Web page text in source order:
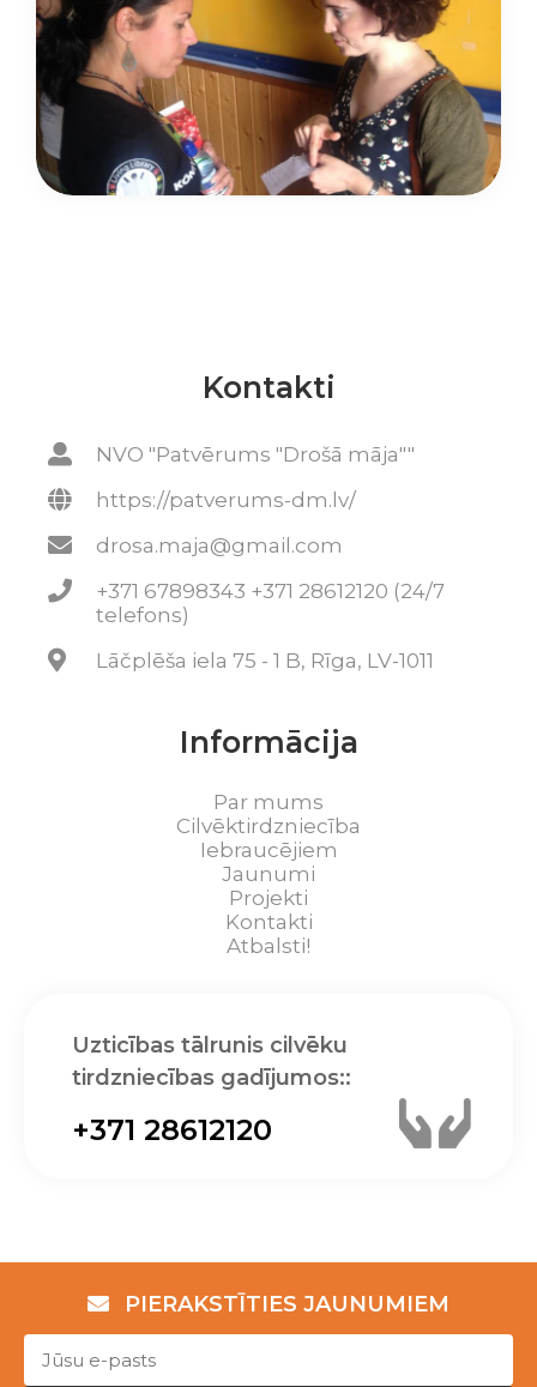
Kontakti
NVO "Patvērums "Drošā māja""
https://patverums-dm.lv/
drosa.maja@gmail.com
+371 67898343 +371 28612120 (24/7
telefons)
Lāčplēša iela 75 - 1 B, Rīga, LV-1011
Informācija
Par mums
Cilvēktirdzniecība
Iebraucējiem
Jaunumi
Projekti
Kontakti
Atbalsti!
Uzticības tālrunis cilvēku
tirdzniecības gadījumos::
+371 28612120
PIERAKSTĪTIES JAUNUMIEM